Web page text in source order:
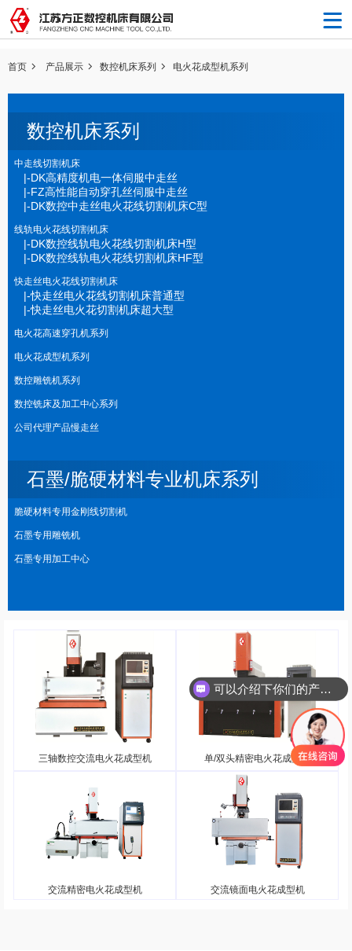
首页 产品展示 数控机床系列 电火花成型机系列
数控机床系列
中走线切割机床
|-DK高精度机电一体伺服中走丝
|-FZ高性能自动穿孔丝伺服中走丝
|-DK数控中走丝电火花线切割机床C型
线轨电火花线切割机床
|-DK数控线轨电火花线切割机床H型
|-DK数控线轨电火花线切割机床HF型
快走丝电火花线切割机床
|-快走丝电火花线切割机床普通型
|-快走丝电火花切割机床超大型
电火花高速穿孔机系列
电火花成型机系列
数控雕铣机系列
数控铣床及加工中心系列
公司代理产品慢走丝
石墨/脆硬材料专业机床系列
脆硬材料专用金刚线切割机
石墨专用雕铣机
石墨专用加工中心
三轴数控交流电火花成型机 单/双头精密电火花成型机
交流精密电火花成型机 交流镜面电火花成型机
可以介绍下你们的产品么